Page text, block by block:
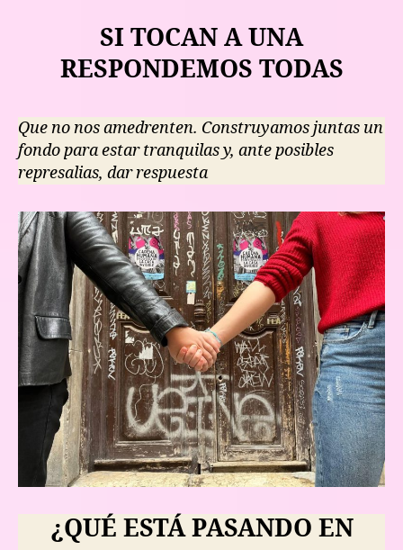
SI TOCAN A UNA
RESPONDEMOS TODAS
Que no nos amedrenten. Construyamos juntas un
fondo para estar tranquilas y, ante posibles
represalias, dar respuesta
¿QUÉ ESTÁ PASANDO EN